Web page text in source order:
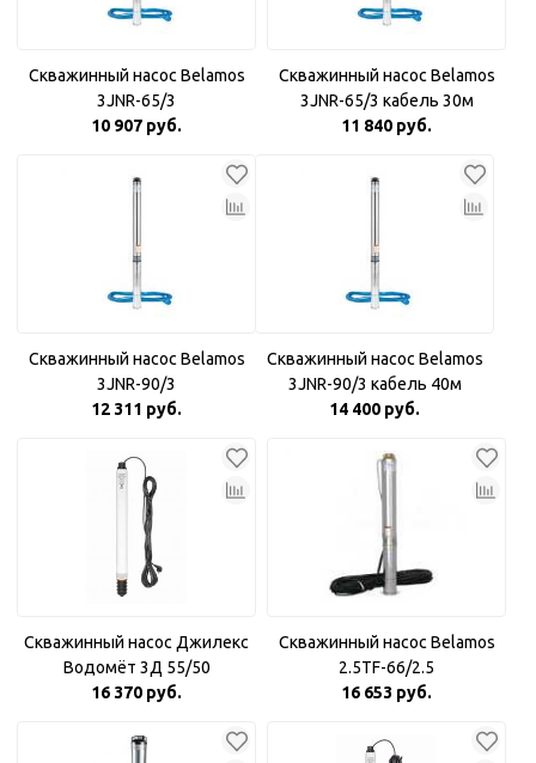
Скважинный насос Belamos
3JNR-65/3
10 907 руб.
Скважинный насос Belamos
3JNR-65/3 кабель 30м
11 840 руб.
Скважинный насос Belamos
3JNR-90/3
12 311 руб.
Скважинный насос Belamos
3JNR-90/3 кабель 40м
14 400 руб.
Скважинный насос Джилекс
Водомёт 3Д 55/50
16 370 руб.
Скважинный насос Belamos
2.5TF-66/2.5
16 653 руб.